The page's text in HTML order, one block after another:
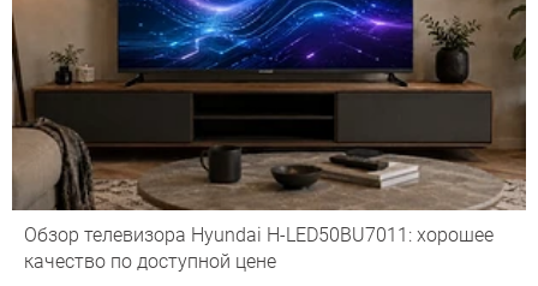
Обзор телевизора Hyundai H-LED50BU7011: хорошее
качество по доступной цене